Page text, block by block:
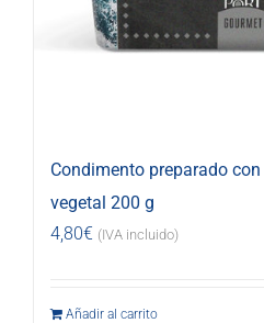
Condimento preparado
vegetal 200 g
4,80€ (IVA incluido)
Añadir al carrito